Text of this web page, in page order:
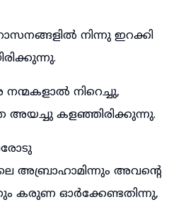
നിന്നു ഇറക്കി
നന്മകളാൽ നിറെച്ചു,
അയച്ചു കളഞ്ഞിരിക്കുന്നു.
അബ്രാഹാമിന്നും അവന്റെ
കരുണ ഓർക്കേണ്ടതിന്നു,